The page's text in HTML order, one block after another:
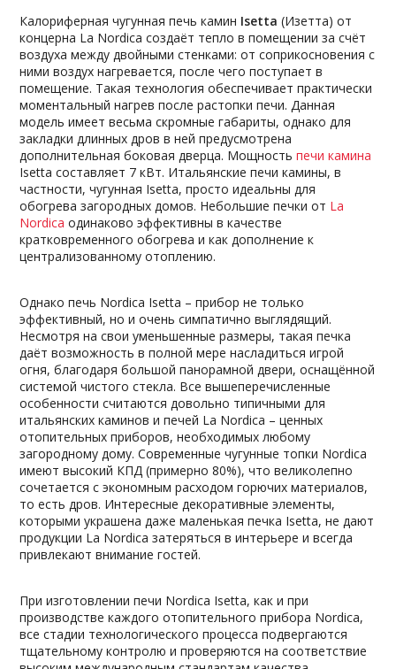
Калориферная чугунная печь камин Isetta (Изетта) от
концерна La Nordica создаёт тепло в помещении за счёт
воздуха между двойными стенками: от соприкосновения с
ними воздух нагревается, после чего поступает в
помещение. Такая технология обеспечивает практически
моментальный нагрев после растопки печи. Данная
модель имеет весьма скромные габариты, однако для
закладки длинных дров в ней предусмотрена
дополнительная боковая дверца. Мощностьпечи камина
Isetta составляет 7 кВт. Итальянские печи камины, в
частности, чугунная Isetta, просто идеальны для
обогрева загородных домов. Небольшие печки от La
Nordica одинаково эффективны в качестве
кратковременного обогрева и как дополнение к
централизованному отоплению.
Однако печь Nordica Isetta – прибор не только
эффективный, но и очень симпатично выглядящий.
Несмотря на свои уменьшенные размеры, такая печка
даёт возможность в полной мере насладиться игрой
огня, благодаря большой панорамной двери, оснащённой
системой чистого стекла. Все вышеперечисленные
особенности считаются довольно типичными для
итальянских каминов и печей La Nordica – ценных
отопительных приборов, необходимых любому
загородному дому. Современные чугунные топки Nordica
имеют высокий КПД (примерно 80%), что великолепно
сочетается с экономным расходом горючих материалов,
то есть дров. Интересные декоративные элементы,
которыми украшена даже маленькая печка Isetta, не дают
продукции La Nordica затеряться в интерьере и всегда
привлекают внимание гостей.
При изготовлении печи Nordica Isetta, как и при
производстве каждого отопительного прибора Nordica,
все стадии технологического процесса подвергаются
тщательному контролю и проверяются на соответствие